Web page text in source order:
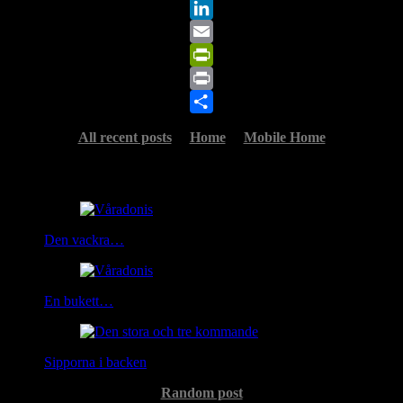
X
LinkedIn
Email
PrintFriendly
Print
All recent posts
Home Mobile Home
Den vackra…
En bukett…
Sipporna i backen
Random post